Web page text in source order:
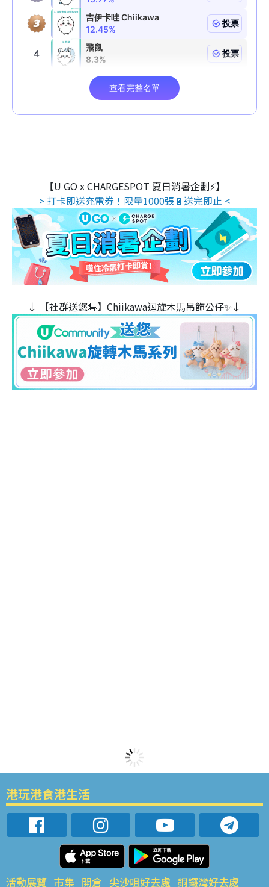
【U GO x CHARGESPOT 夏日消暑企劃⚡】
> 打卡即送充電券！限量1000張🔋送完即止 <
↓ 【社群送您🎠】Chiikawa迴旋木⾺吊飾公仔✨↓
港玩港食港生活
活動展覽 市集 開倉 尖沙咀好去處 銅鑼灣好去處